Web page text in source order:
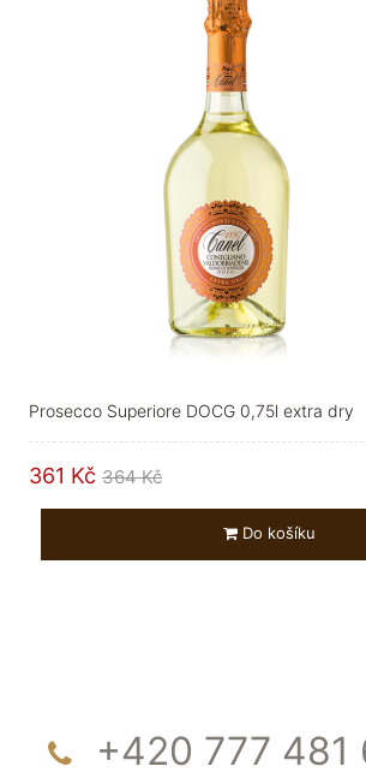
Prosecco Superiore DOCG 0,75l extra dry
361 Kč 364 Kč
Do košíku
+420 777 481